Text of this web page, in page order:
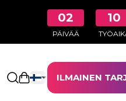
02
PÄIVÄÄ
10
Avaa ostoskori
ILMAINEN